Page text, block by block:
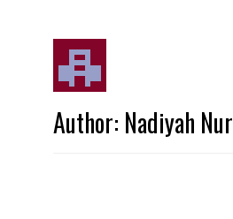
Author: Nadiyah Nur